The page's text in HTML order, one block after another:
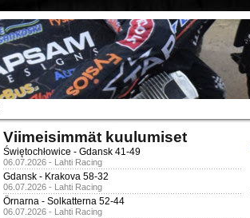
Viimeisimmät kuulumiset
Świętochłowice - Gdansk 41-49
06.07.2026 - Lahti Racing
Gdansk - Krakova 58-32
06.07.2026 - Lahti Racing
Örnarna - Solkatterna 52-44
06.07.2026 - Lahti Racing